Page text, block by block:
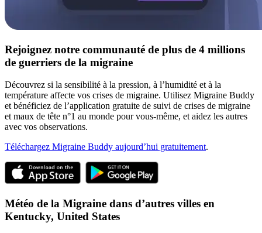
Rejoignez notre communauté de plus de 4 millions
de guerriers de la migraine
Découvrez si la sensibilité à la pression, à l’humidité et à la
température affecte vos crises de migraine. Utilisez Migraine Buddy
et bénéficiez de l’application gratuite de suivi de crises de migraine
et maux de tête n°1 au monde pour vous-même, et aidez les autres
avec vos observations.
Téléchargez Migraine Buddy aujourd’hui gratuitement.
Météo de la Migraine dans d’autres villes en
Kentucky, United States